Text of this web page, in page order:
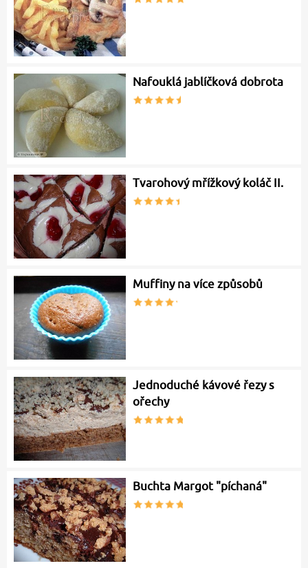
Nafouklá jablíčková dobrota
Tvarohový mřížkový koláč II.
Muffiny na více způsobů
Jednoduché kávové řezy s
ořechy
Buchta Margot "píchaná"